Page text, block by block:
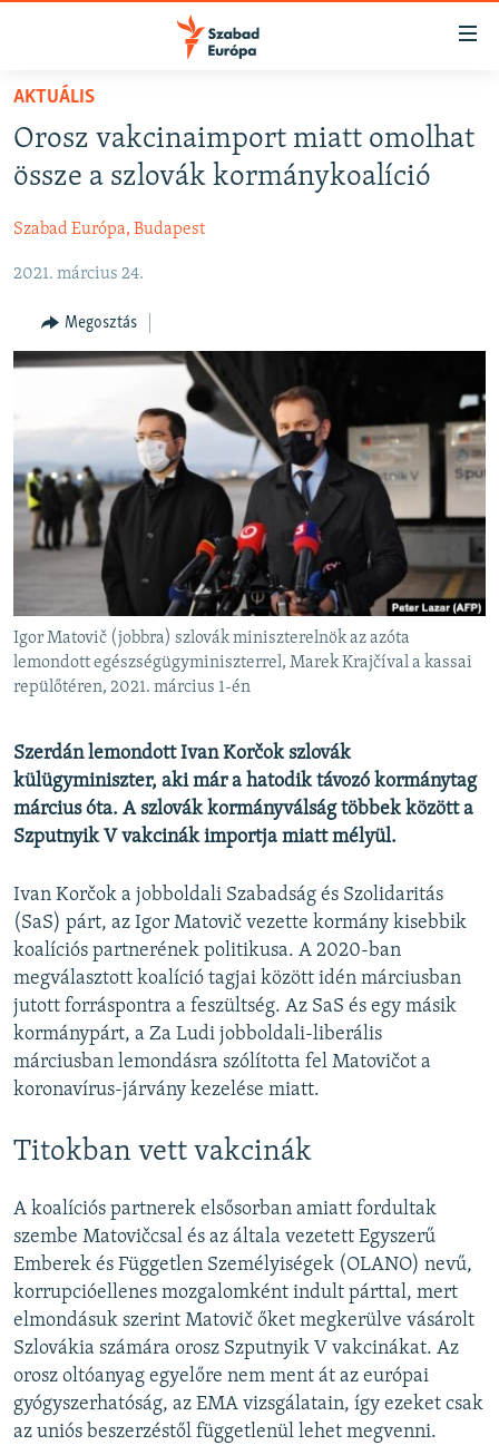
Akadálymentes
Ugrás
fő
oldalra
Ugrás
NAPIRENDEN
VIDEÓK
ELEMZŐ
NER15
SZABADON
DEMOKRÁCIA
A PÉNZ NYOMÁBAN
EURÓPAI UNIÓ
VILÁG
KLÍMAVÁLTOZÁS
A MÚLT TANULSÁGAI
KÖVESSEN MINKET!
Valamennyi RFE/RL weboldal
AKTUÁLIS
Orosz vakcinaimport miatt omolhat
össze a szlovák kormánykoalíció
Szabad Európa, Budapest
2021. március 24.
Megosztás
Igor Matovič (jobbra) szlovák miniszterelnök az azóta
lemondott egészségügyminiszterrel, Marek Krajčíval a kassai
repülőtéren, 2021. március 1-én
Szerdán lemondott Ivan Korčok szlovák
külügyminiszter, aki már a hatodik távozó kormánytag
március óta. A szlovák kormányválság többek között a
Szputnyik V vakcinák importja miatt mélyül.
Ivan Korčok a jobboldali Szabadság és Szolidaritás
(SaS) párt, az Igor Matovič vezette kormány kisebbik
koalíciós partnerének politikusa. A 2020-ban
megválasztott koalíció tagjai között idén márciusban
jutott forráspontra a feszültség. Az SaS és egy másik
kormánypárt, a Za Ludi jobboldali-liberális
márciusban lemondásra szólította fel Matovičot a
koronavírus-járvány kezelése miatt.
Titokban vett vakcinák
A koalíciós partnerek elsősorban amiatt fordultak
szembe Matovičcsal és az általa vezetett Egyszerű
Emberek és Független Személyiségek (OLANO) nevű,
korrupcióellenes mozgalomként indult párttal, mert
elmondásuk szerint Matovič őket megkerülve vásárolt
Szlovákia számára orosz Szputnyik V vakcinákat. Az
orosz oltóanyag egyelőre nem ment át az európai
gyógyszerhatóság, az EMA vizsgálatain, így ezeket csak
az uniós beszerzéstől függetlenül lehet megvenni.